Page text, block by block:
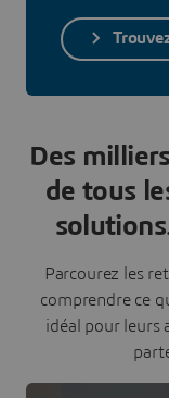
Des
de tous
Parcourez les
comprendre ce
idéal pour leurs